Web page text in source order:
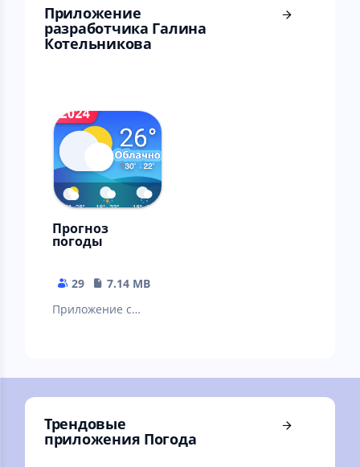
Приложение
разработчика Галина
Котельникова
Прогноз
погоды
29
7.14 MB
Приложение с
виджетом
Трендовые
приложения Погода